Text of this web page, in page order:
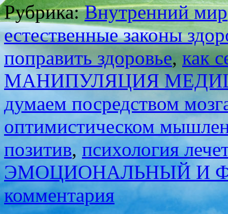
Рубрика: Внутренний мир
естественные законы
поправить здоровье, как
МАНИПУЛЯЦИЯ
думаем посредством
оптимистическом
позитив, психология лечет
ЭМОЦИОНАЛЬНЫЙ И
комментария